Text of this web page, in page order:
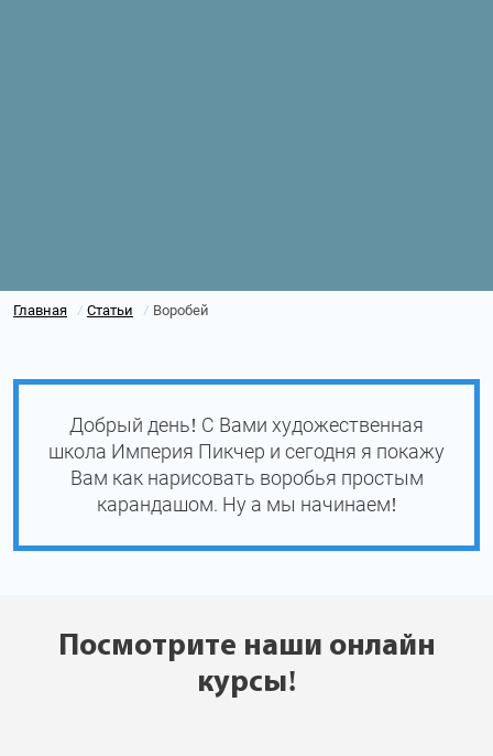
Главная / Статьи / Воробей
Добрый день! С Вами художественная
школа Империя Пикчер и сегодня я покажу
Вам как нарисовать воробья простым
карандашом. Ну а мы начинаем!
Посмотрите наши онлайн
курсы!